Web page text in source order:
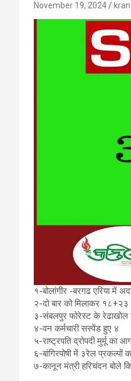
November 19, 2024
१-बोलांगीर -बरगढ एरिया में
२-दो बार को मिलाकर
३-संबलपुर फोरेस्ट के रेढाखोल
४-वन कर्मचारी सस्पेंड हुए ४
५-राष्ट्रपति द्रोपदी मुर्मू का
६-बांगिरपोषी में ३रेल
७-कानून मंत्री हरिचंदन बोले